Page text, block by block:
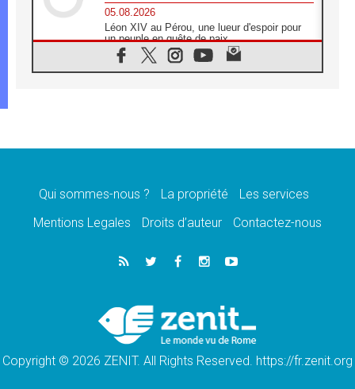
05.08.2026
Léon XIV au Pérou, une lueur d'espoir pour
un peuple en quête de paix
05.08.2026
SCEAM: L'Église en Afrique vers
en Argentine et au Pérou
Audience générale: la prière est un acte
04.08.2026
Léon XIV invite les Chevaliers de Colomb à
Au Nigéria, attaques d'église, meurtre et
enlèvements de religieux suscitent l'émotion
Qui sommes-nous ? La propriété
Les services
Mentions Legales
Droits d’auteur Contactez-nous
Copyright © 2026 ZENIT. All Rights Reserved. https://fr.zenit.org